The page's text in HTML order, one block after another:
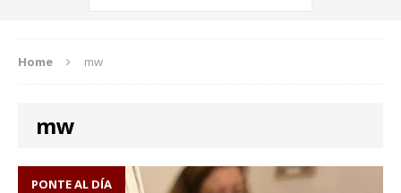
Home mw
mw
PONTE AL DÍA